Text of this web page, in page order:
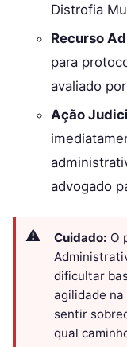
Distrofia
Recurso
para
avaliado
Ação
advogado
Cuidado: O
dificultar
agilidade na
sentir
qual